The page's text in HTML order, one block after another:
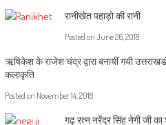
रानीखेत पहाड़ो की रानी
Posted on June 26, 2018
ऋषिकेश के राजेश चंद्र द्वारा बनायीं गयी
कलाकृति
Posted on November 14, 2018
गढ़ रत्न नरेंद्र सिंह नेगी जी का